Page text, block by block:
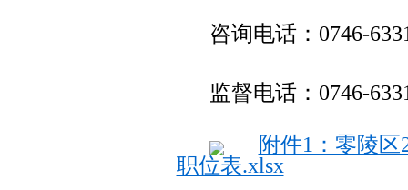
咨询电话：0746-
监督电话：0746-
附件1：零陵
职位表.xlsx